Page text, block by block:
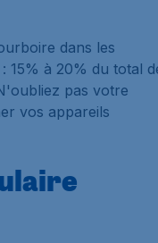
dans les
15% à 20% du total
pas votre
vos appareils